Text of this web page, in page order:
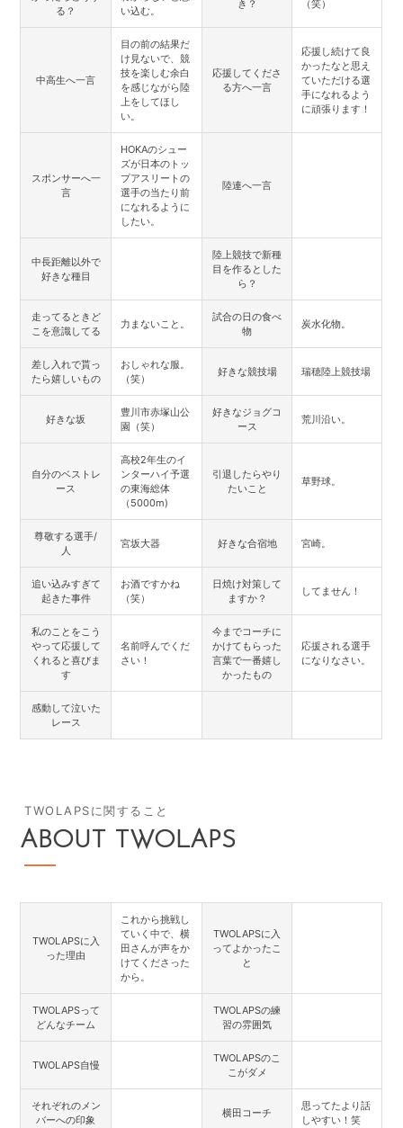
る？
い込む。
き？
（笑）
中高生へ一言
目の前の結果だ
け見ないで、競
技を楽しむ余白
を感じながら陸
上をしてほし
い。
応援してくださ
る方へ一言
応援し続けて良
かったなと思え
ていただける選
手になれるよう
に頑張ります！
スポンサーへ一
言
HOKAのシュー
ズが日本のトッ
プアスリートの
選手の当たり前
になれるように
したい。
陸連へ一言
中長距離以外で
好きな種目
陸上競技で新種
目を作るとした
ら？
走ってるときど
こを意識してる
力まないこと。
試合の日の食べ
物
炭水化物。
差し入れで貰っ
たら嬉しいもの
おしゃれな服。
（笑）
好きな競技場 瑞穂陸上競技場
好きな坂
豊川市赤塚山公
園（笑）
好きなジョグコ
ース
荒川沿い。
自分のベストレ
ース
高校2年生のイ
ンターハイ予選
の東海総体
（5000m)
引退したらやり
たいこと
草野球。
尊敬する選手/
人
宮坂大器 好きな合宿地 宮崎。
追い込みすぎて
起きた事件
お酒ですかね
（笑）
日焼け対策して
ますか？
してません！
私のことをこう
やって応援して
くれると喜びま
す
名前呼んでくだ
さい！
今までコーチに
かけてもらった
言葉で一番嬉し
かったもの
応援される選手
になりなさい。
感動して泣いた
レース
TWOLAPSに関すること
ABOUT TWOLAPS
TWOLAPSに入
った理由
これから挑戦し
ていく中で、横
田さんが声をか
けてくださった
から。
TWOLAPSに入
ってよかったこ
と
TWOLAPSって
どんなチーム
TWOLAPSの練
習の雰囲気
TWOLAPS自慢
TWOLAPSのこ
こがダメ
それぞれのメン
バーへの印象
横田コーチ
思ってたより話
しやすい！笑